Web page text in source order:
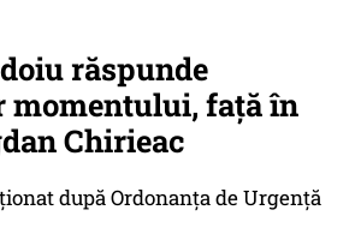
răspunde
față în
Chirieac
după Ordonanța de Urgență